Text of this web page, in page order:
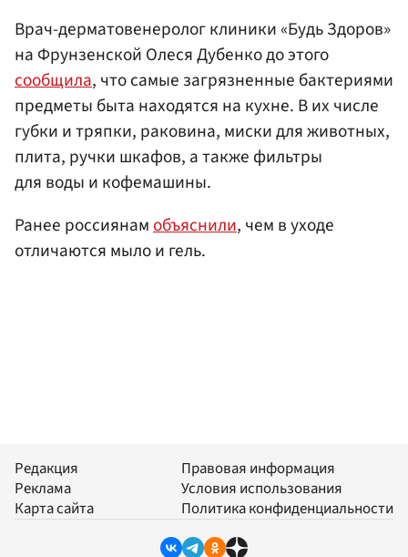
Врач-дерматовенеролог клиники «Будь Здоров»
на Фрунзенской Олеся Дубенко до этого
сообщила, что самые загрязненные бактериями
предметы быта находятся на кухне. В их числе
губки и тряпки, раковина, миски для животных,
плита, ручки шкафов, а также фильтры
для воды и кофемашины.
Ранее россиянамобъяснили, чем в уходе
отличаются мыло и гель.
Редакция
Реклама
Карта сайта
Правовая информация
Условия использования
Политика конфиденциальности